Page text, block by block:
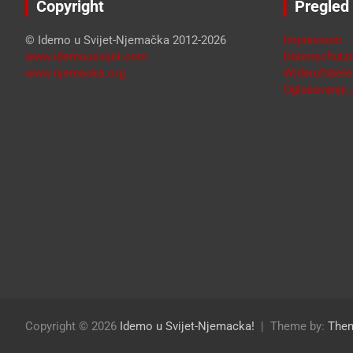
Copyright
© Idemo u Svijet-Njemačka 2012-2026
www.idemousvijet.com
www.njemacka.org
Pregled
Impressum
Copyright © 2026 Idemo u Svijet-Njemacka! Theme by: